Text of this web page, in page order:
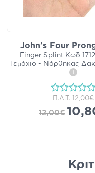
John's Four
Finger Splint Κωδ
Τεμάχιο - Νάρθηκας
i
Π.Λ.Τ. 12,00€
12,00€